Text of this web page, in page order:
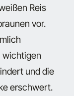
Reis
vor.
wichtigen
und die
erschwert.